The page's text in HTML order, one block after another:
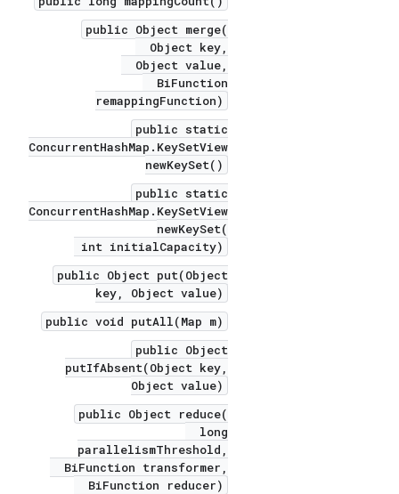
public Object merge(
Object key,
Object value,
BiFunction
remappingFunction)
public static
ConcurrentHashMap.KeySetView
newKeySet()
public static
ConcurrentHashMap.KeySetView
newKeySet(
int initialCapacity)
public Object put(Object
key, Object value)
public void putAll(Map m)
public Object
putIfAbsent(Object key,
Object value)
public Object reduce(
long
parallelismThreshold,
BiFunction transformer,
BiFunction reducer)